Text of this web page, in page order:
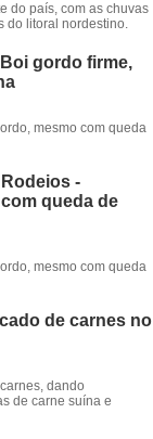
do país, com as chuvas
do litoral nordestino.
gordo firme,
mesmo com queda
-
queda de
mesmo com queda
de carnes no
dando
de carne suína e